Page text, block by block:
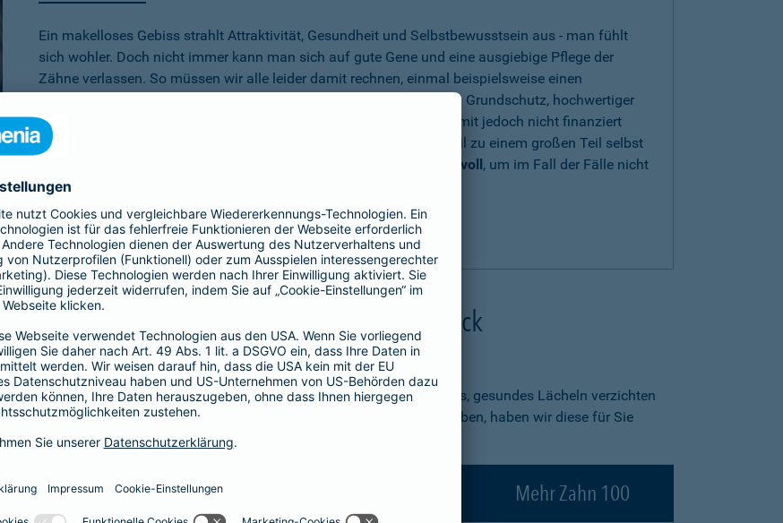
Ein makelloses Gebiss strahlt Attraktivität, Gesundheit und Selbstbewusstsein aus - man fühlt
sich wohler. Doch nicht immer kann man sich auf gute Gene und eine ausgiebige Pflege der
Zähne verlassen. So müssen wir alle leider damit rechnen, einmal beispielsweise einen
Zahnersatz zu benötigen. Gesetzliche Leistungen bieten zwar einen Grundschutz, hochwertiger
Zahnersatz wie Kronen, Brücken, Implantate oder Inlays können damit jedoch nicht finanziert
werden. Der Versicherte muss diese Leistungen über den Eigenanteil zu einem großen Teil selbst
Zahnzusatzversicherung sinnvoll, um im Fall der Fälle nicht
auf die eigenen finanziellen Möglichkeiten beschränkt zu sein.
Lassen Sie sich gerneindividuell und persönlich von uns beraten
Mehr Zahn im Überblick
ausgezeichnet: Damit Sie nicht auf ein strahlendes, gesundes Lächeln verzichten
an verschiedenen Leistungen ab. Um Ihnen einen Überblick zu geben, haben wir diese für Sie
Mehr Zahn 80 Mehr Zahn 100